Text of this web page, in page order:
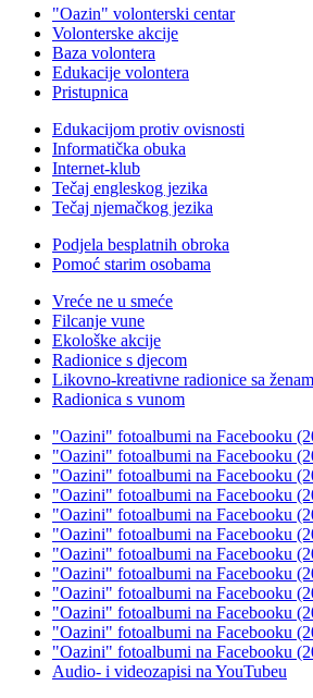
"Oazin" volonterski centar
Volonterske akcije
Baza volontera
Edukacije volontera
Pristupnica
Edukacijom protiv ovisnosti
Informatička obuka
Internet-klub
Tečaj engleskog jezika
Tečaj njemačkog jezika
Podjela besplatnih obroka
Pomoć starim osobama
Vreće ne u smeće
Filcanje vune
Ekološke akcije
Radionice s djecom
Likovno-kreativne radionice sa
Radionica s vunom
"Oazini" fotoalbumi na Facebooku
"Oazini" fotoalbumi na Facebooku
"Oazini" fotoalbumi na Facebooku
"Oazini" fotoalbumi na Facebooku
"Oazini" fotoalbumi na Facebooku
"Oazini" fotoalbumi na Facebooku
"Oazini" fotoalbumi na Facebooku
"Oazini" fotoalbumi na Facebooku
"Oazini" fotoalbumi na Facebooku
"Oazini" fotoalbumi na Facebooku
"Oazini" fotoalbumi na Facebooku
"Oazini" fotoalbumi na Facebooku
Audio- i videozapisi na YouTubeu